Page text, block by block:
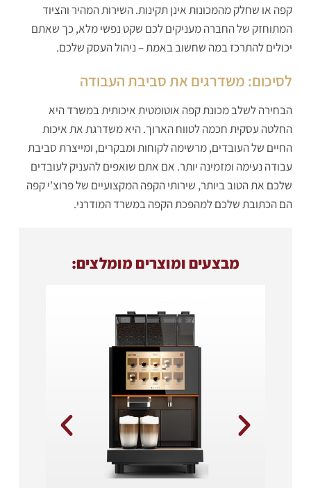
קפה או שחלק מהמכונות אינן תקינות. השירות המהיר והציוד
המתוחזק של החברה מעניקים לכם שקט נפשי מלא, כך שאתם
יכולים להתרכז במה שחשוב באמת – ניהול העסק שלכם.
לסיכום: משדרגים את סביבת העבודה
הבחירה לשלב מכונת קפה אוטומטית איכותית במשרד היא
החלטה עסקית חכמה לטווח הארוך. היא משדרגת את איכות
החיים של העובדים, מרשימה לקוחות ומבקרים, ומייצרת סביבת
עבודה נעימה ומזמינה יותר. אם אתם שואפים להעניק לעובדים
שלכם את הטוב ביותר, שירותי הקפה המקצועיים של פרוצ'י קפה
הם הכתובת שלכם למהפכת הקפה במשרד המודרני.
מבצעים ומוצרים מומלצים: